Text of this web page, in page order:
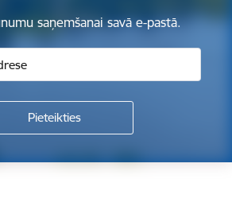
saņemšanai savā e-pastā.